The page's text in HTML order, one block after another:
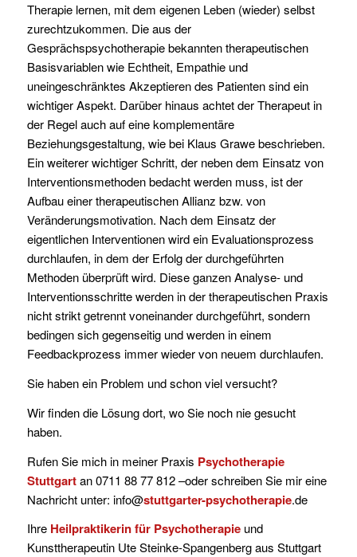
Therapie lernen, mit dem eigenen Leben (wieder) selbst
zurechtzukommen. Die aus der
Gesprächspsychotherapie bekannten therapeutischen
Basisvariablen wie Echtheit, Empathie und
uneingeschränktes Akzeptieren des Patienten sind ein
wichtiger Aspekt. Darüber hinaus achtet der Therapeut in
der Regel auch auf eine komplementäre
Beziehungsgestaltung, wie bei Klaus Grawe beschrieben.
Ein weiterer wichtiger Schritt, der neben dem Einsatz von
Interventionsmethoden bedacht werden muss, ist der
Aufbau einer therapeutischen Allianz bzw. von
Veränderungsmotivation. Nach dem Einsatz der
eigentlichen Interventionen wird ein Evaluationsprozess
durchlaufen, in dem der Erfolg der durchgeführten
Methoden überprüft wird. Diese ganzen Analyse- und
Interventionsschritte werden in der therapeutischen Praxis
nicht strikt getrennt voneinander durchgeführt, sondern
bedingen sich gegenseitig und werden in einem
Feedbackprozess immer wieder von neuem durchlaufen.
Sie haben ein Problem und schon viel versucht?
Wir finden die Lösung dort, wo Sie noch nie gesucht
haben.
Rufen Sie mich in meiner Praxis Psychotherapie
Stuttgartan 0711 88 77 812 –oder schreiben Sie mir eine
Nachricht unter: info@stuttgarter-psychotherapie.de
Ihre Heilpraktikerin für Psychotherapieund
Kunsttherapeutin Ute Steinke-Spangenberg aus Stuttgart